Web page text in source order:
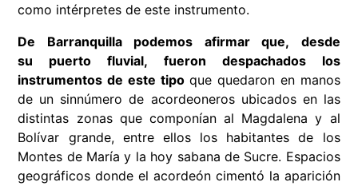
como intérpretes de este instrumento.
De Barranquilla podemos afirmar que, desde
su puerto fluvial, fueron despachados los
instrumentos de este tipoque quedaron en manos
de un sinnúmero de acordeoneros ubicados en las
distintas zonas que componían al Magdalena y al
Bolívar grande, entre ellos los habitantes de los
Montes de María y la hoy sabana de Sucre. Espacios
geográficos donde el acordeón cimentó la aparición